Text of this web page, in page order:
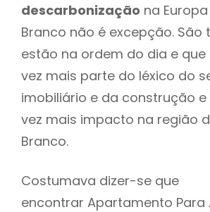
descarbonização na
Branco não é excepção. São
estão na ordem do dia e
vez mais parte do léxico do
imobiliário e da construção
vez mais impacto na região
Branco.
Costumava dizer-se que
encontrar Apartamento Para